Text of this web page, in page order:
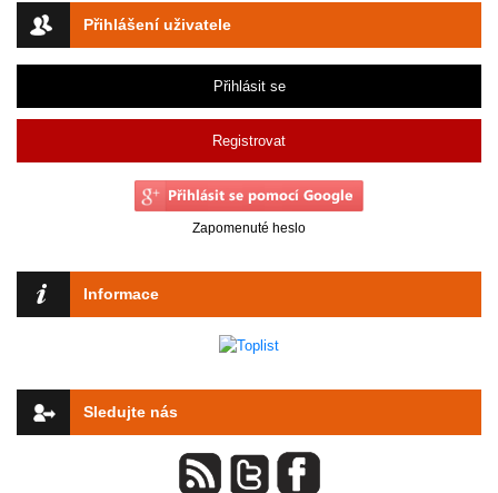
Přihlášení uživatele
Přihlásit se
Registrovat
Zapomenuté heslo
Informace
Sledujte nás